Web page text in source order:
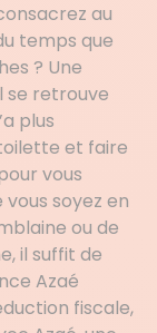
au
temps que
? Une
se retrouve
plus
et faire
vous
vous soyez en
ou de
il suffit de
Azaé
fiscale,